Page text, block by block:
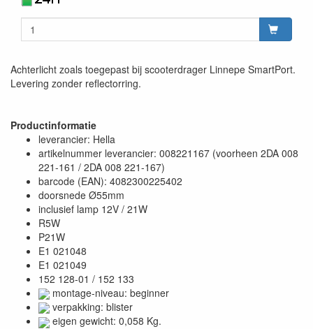
Achterlicht zoals toegepast bij scooterdrager Linnepe SmartPort.
Levering zonder reflectorring.
Productinformatie
leverancier: Hella
artikelnummer leverancier: 008221167 (voorheen 2DA 008
221-161 / 2DA 008 221-167)
barcode (EAN): 4082300225402
doorsnede Ø55mm
inclusief lamp 12V / 21W
R5W
P21W
E1 021048
E1 021049
152 128-01 / 152 133
montage-niveau: beginner
verpakking: blister
eigen gewicht: 0,058 Kg.